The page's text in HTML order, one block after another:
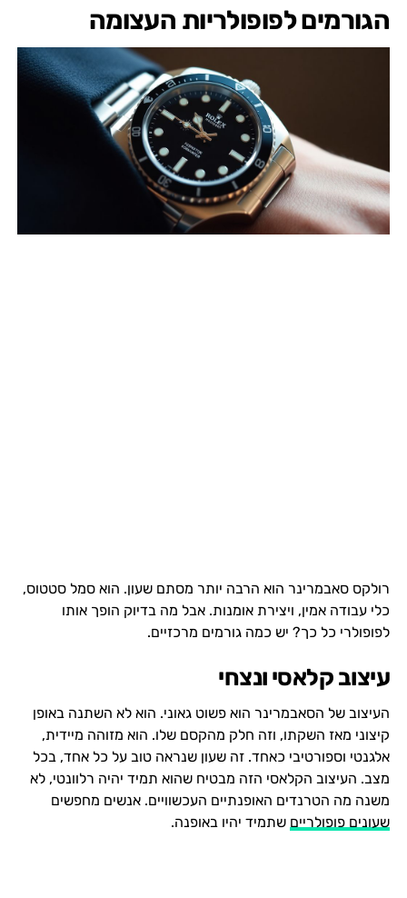
הגורמים לפופולריות העצומה
רולקס סאבמרינר הוא הרבה יותר מסתם שעון. הוא סמל סטטוס,
כלי עבודה אמין, ויצירת אומנות. אבל מה בדיוק הופך אותו
לפופולרי כל כך? יש כמה גורמים מרכזיים.
עיצוב קלאסי ונצחי
העיצוב של הסאבמרינר הוא פשוט גאוני. הוא לא השתנה באופן
קיצוני מאז השקתו, וזה חלק מהקסם שלו. הוא מזוהה מיידית,
אלגנטי וספורטיבי כאחד. זה שעון שנראה טוב על כל אחד, בכל
מצב. העיצוב הקלאסי הזה מבטיח שהוא תמיד יהיה רלוונטי, לא
משנה מה הטרנדים האופנתיים העכשוויים. אנשים מחפשים
שעונים פופולריים שתמיד יהיו באופנה.